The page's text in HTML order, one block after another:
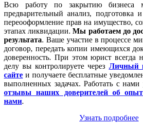
Всю работу по закрытию бизнеса
предварительный анализ, подготовка
переооформление прав на имущество,
этапах ликвидации.Мы работаем до
результата. Ваше участие в процессе
договор, передать копии имеющихся
доверенность. При этом юрист всегда
делу вы контролируете через Личный
сайте и получаете бесплатные
выполненных задачах. Работать с
отзывы наших доверителей об
нами.
Узнать подробнее